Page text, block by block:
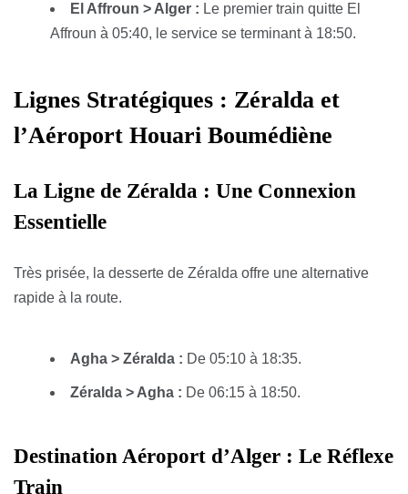
El Affroun > Alger : Le premier train quitte El
Affroun à 05:40, le service se terminant à 18:50.
Lignes Stratégiques : Zéralda et
l’Aéroport Houari Boumédiène
La Ligne de Zéralda : Une Connexion
Essentielle
Très prisée, la desserte de Zéralda offre une alternative
rapide à la route.
Agha > Zéralda : De 05:10 à 18:35.
Zéralda > Agha : De 06:15 à 18:50.
Destination Aéroport d’Alger : Le Réflexe
Train